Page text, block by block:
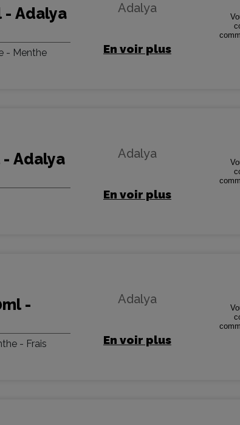
- Adalya
- Menthe
Adalya
En voir plus
- Adalya Adalya
En voir plus
-
- Frais
Adalya
En voir plus